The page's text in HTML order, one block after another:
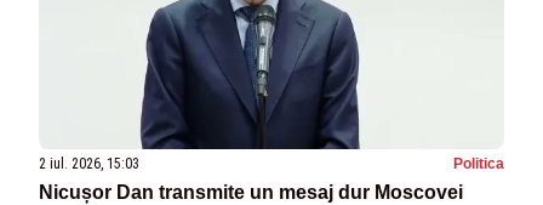
2 iul. 2026, 15:03 Politica
Nicușor Dan transmite un mesaj dur Moscovei